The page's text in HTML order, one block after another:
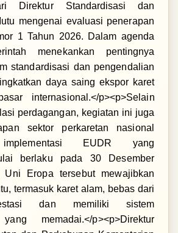
Direktur Standardisasi dan
mengenai evaluasi penerapan
1 Tahun 2026. Dalam agenda
menekankan pentingnya
standardisasi dan pengendalian
daya saing ekspor karet
internasional.</p><p>Selain
perdagangan, kegiatan ini juga
sektor perkaretan nasional
implementasi EUDR yang
berlaku pada 30 Desember
Uni Eropa tersebut mewajibkan
termasuk karet alam, bebas dari
dan memiliki sistem
memadai.</p><p>Direktur